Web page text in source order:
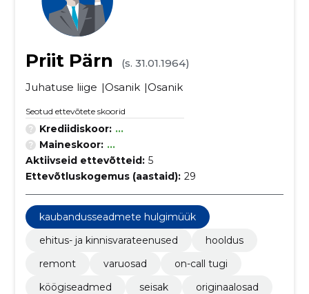
Priit Pärn
(s. 31.01.1964)
Juhatuse liige
Osanik Osanik
Seotud ettevõtete skoorid
Krediidiskoor: ...
Maineskoor: ...
Aktiivseid ettevõtteid: 5
Ettevõtluskogemus (aastaid): 29
kaubandusseadmete hulgimüük
ehitus- ja kinnisvarateenused
hooldus
remont
varuosad
on-call tugi
köögiseadmed
seisak
originaalosad